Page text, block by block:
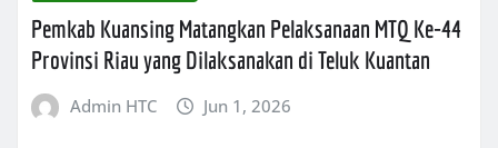
Pemkab Kuansing Matangkan Pelaksanaan MTQ Ke-44
Provinsi Riau yang Dilaksanakan di Teluk Kuantan
Admin HTC Jun 1, 2026